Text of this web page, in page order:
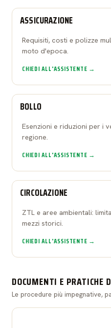
ASSICURAZIONE
Requisiti, costi e polizze
moto d'epoca.
CHIEDI ALL'ASSISTENTE →
BOLLO
Esenzioni e riduzioni per i
regione.
CHIEDI ALL'ASSISTENTE →
CIRCOLAZIONE
ZTL e aree ambientali:
mezzi storici.
CHIEDI ALL'ASSISTENTE →
DOCUMENTI E PRATICHE
Le procedure più impegnative,